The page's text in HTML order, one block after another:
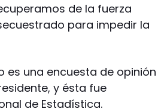
de la fuerza
para impedir la
es una encuesta de opinión
y ésta fue
de Estadística.